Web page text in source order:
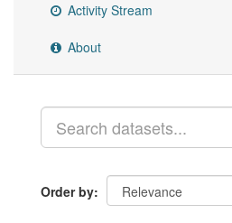
Activity Stream
About
Order by